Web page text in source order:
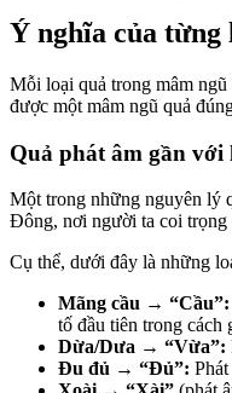
Ý nghĩa của từng
Mỗi loại quả trong mâm ngũ
được một mâm ngũ quả
Quả phát âm gần với
Một trong những nguyên lý
Đông, nơi người ta coi trọng
Cụ thể, dưới đây là những
Mãng cầu → “Cầu”:
tố đầu tiên trong cách
Dừa/Dưa → “Vừa”:
Đu đủ → “Đủ”: